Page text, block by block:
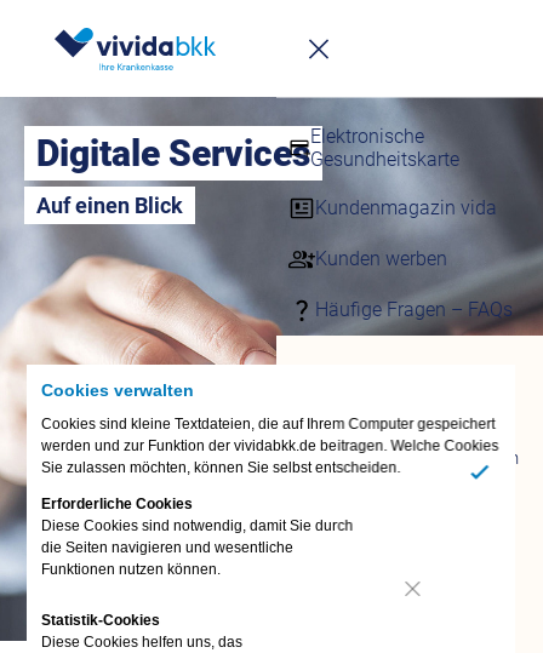
Cookies verwalten
Cookies sind kleine Textdateien, die auf Ihrem Computer gespeichert
werden und zur Funktion der vividabkk.de beitragen. Welche Cookies
Sie zulassen möchten, können Sie selbst entscheiden.
Erforderliche Cookies
Diese Cookies sind notwendig, damit Sie durch
die Seiten navigieren und wesentliche
Funktionen nutzen können.
Statistik-Cookies
Diese Cookies helfen uns, das
Infomappe
Elektronische
Gesundheitskarte
Kundenmagazin vida
Kunden werben
Häufige Fragen – FAQs
FAQ
Termin vereinbaren
vivida bkk-App
aufnehmen
Digitale Services
Auf einen Blick